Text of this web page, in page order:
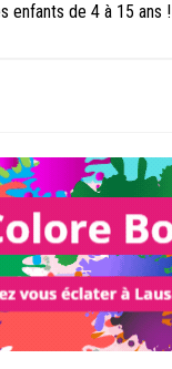
enfants de 4 à 15 ans !